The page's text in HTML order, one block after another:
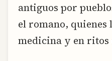
antiguos por
el romano, quienes
medicina y en ritos